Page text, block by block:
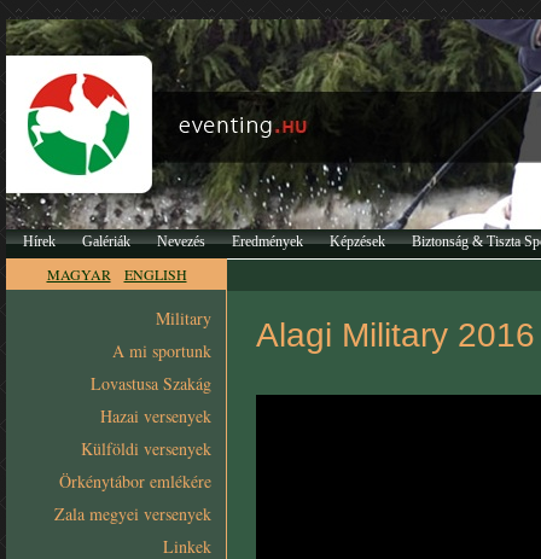
Hírek Galériák Nevezés Eredmények Képzések Biztonság & Tiszta
MAGYAR ENGLISH
Military
A mi sportunk
Lovastusa Szakág
Hazai versenyek
Külföldi versenyek
Örkénytábor emlékére
Zala megyei versenyek
Linkek
Alagi Military 2016